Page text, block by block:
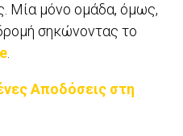
Μία μόνο ομάδα, όμως,
σηκώνοντας το
Αποδόσεις στη